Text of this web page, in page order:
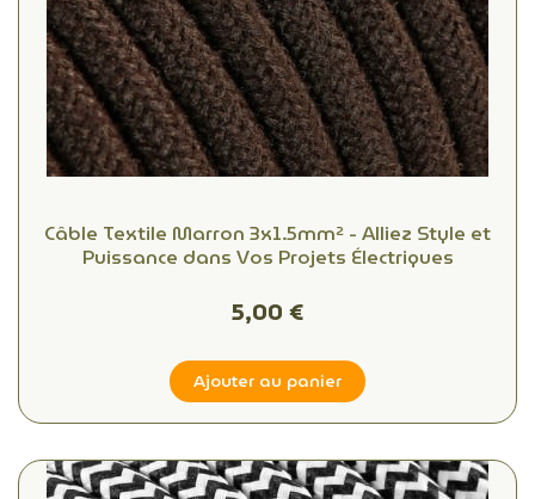
Câble Textile Marron 3x1.5mm² - Alliez Style et
Puissance dans Vos Projets Électriques
5,00 €
Ajouter au panier